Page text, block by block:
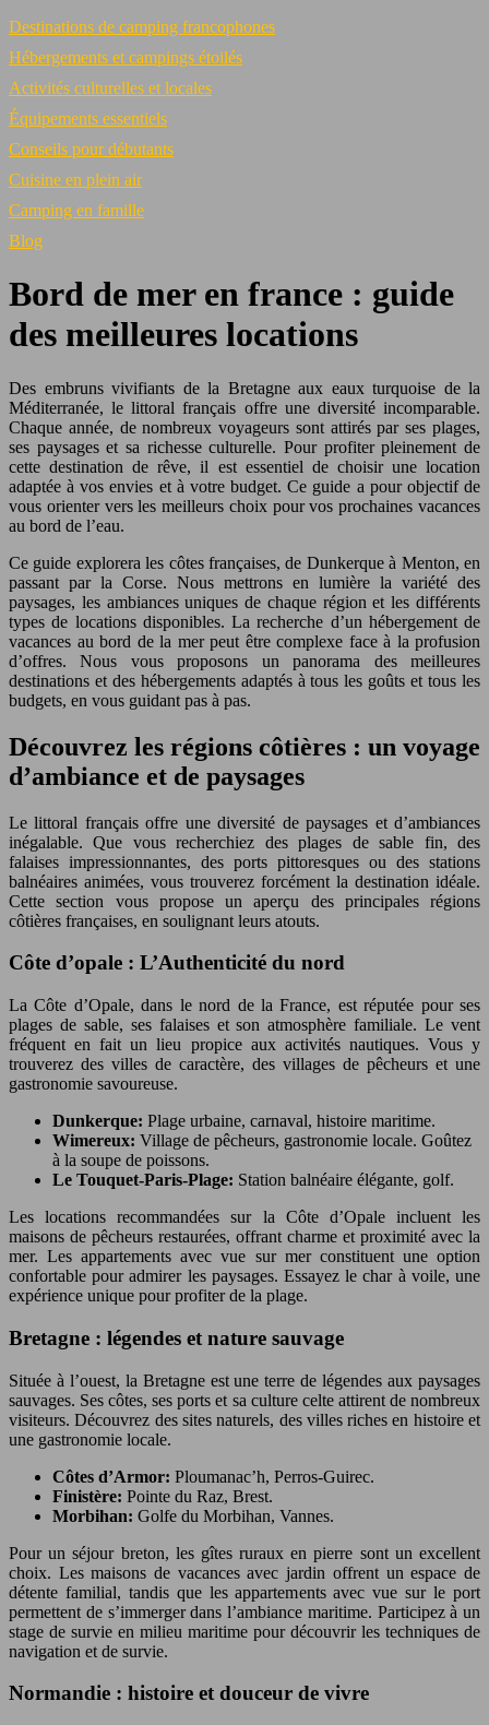
Destinations de camping francophones
Hébergements et campings étoilés
Activités culturelles et locales
Équipements essentiels
Conseils pour débutants
Cuisine en plein air
Camping en famille
Blog
Bord de mer en france : guide
des meilleures locations
Des embruns vivifiants de la Bretagne aux eaux turquoise de la
Méditerranée, le littoral français offre une diversité incomparable.
Chaque année, de nombreux voyageurs sont attirés par ses plages,
ses paysages et sa richesse culturelle. Pour profiter pleinement de
cette destination de rêve, il est essentiel de choisir une location
adaptée à vos envies et à votre budget. Ce guide a pour objectif de
vous orienter vers les meilleurs choix pour vos prochaines vacances
au bord de l’eau.
Ce guide explorera les côtes françaises, de Dunkerque à Menton, en
passant par la Corse. Nous mettrons en lumière la variété des
paysages, les ambiances uniques de chaque région et les différents
types de locations disponibles. La recherche d’un hébergement de
vacances au bord de la mer peut être complexe face à la profusion
d’offres. Nous vous proposons un panorama des meilleures
destinations et des hébergements adaptés à tous les goûts et tous les
budgets, en vous guidant pas à pas.
Découvrez les régions côtières : un voyage
d’ambiance et de paysages
Le littoral français offre une diversité de paysages et d’ambiances
inégalable. Que vous recherchiez des plages de sable fin, des
falaises impressionnantes, des ports pittoresques ou des stations
balnéaires animées, vous trouverez forcément la destination idéale.
Cette section vous propose un aperçu des principales régions
côtières françaises, en soulignant leurs atouts.
Côte d’opale : L’Authenticité du nord
La Côte d’Opale, dans le nord de la France, est réputée pour ses
plages de sable, ses falaises et son atmosphère familiale. Le vent
fréquent en fait un lieu propice aux activités nautiques. Vous y
trouverez des villes de caractère, des villages de pêcheurs et une
gastronomie savoureuse.
Dunkerque: Plage urbaine, carnaval, histoire maritime.
Wimereux: Village de pêcheurs, gastronomie locale. Goûtez
à la soupe de poissons.
Le Touquet-Paris-Plage: Station balnéaire élégante, golf.
Les locations recommandées sur la Côte d’Opale incluent les
maisons de pêcheurs restaurées, offrant charme et proximité avec la
mer. Les appartements avec vue sur mer constituent une option
confortable pour admirer les paysages. Essayez le char à voile, une
expérience unique pour profiter de la plage.
Bretagne : légendes et nature sauvage
Située à l’ouest, la Bretagne est une terre de légendes aux paysages
sauvages. Ses côtes, ses ports et sa culture celte attirent de nombreux
visiteurs. Découvrez des sites naturels, des villes riches en histoire et
une gastronomie locale.
Côtes d’Armor: Ploumanac’h, Perros-Guirec.
Finistère: Pointe du Raz, Brest.
Morbihan: Golfe du Morbihan, Vannes.
Pour un séjour breton, les gîtes ruraux en pierre sont un excellent
choix. Les maisons de vacances avec jardin offrent un espace de
détente familial, tandis que les appartements avec vue sur le port
permettent de s’immerger dans l’ambiance maritime. Participez à un
stage de survie en milieu maritime pour découvrir les techniques de
navigation et de survie.
Normandie : histoire et douceur de vivre